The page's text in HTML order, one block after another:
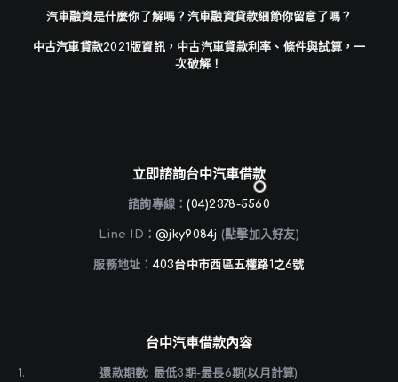
汽車融資是什麼你了解嗎？汽車融資貸款細節你留意了嗎？
中古汽車貸款2021版資訊，中古汽車貸款利率、條件與試算，一
次破解！
立即諮詢台中汽車借款
諮詢專線：(04)2378-5560
Line ID：@jky9084j (點擊加入好友)
服務地址：403台中市西區五權路1之6號
台中汽車借款內容
還款期數: 最低3期-最長6期(以月計算)